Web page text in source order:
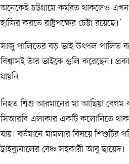
অনেকেই চট্টগ্রামে কর্মরত থাকলেও এখন
হাজির করতে রাষ্ট্রপক্ষের চেষ্টা রয়েছে।’
সাজু পালিতের বড় ভাই উৎপল পালিত
বিশ্বাসই তাঁর ভাইকে গুলি করেছেন।
যায়নি।
নিহত শিশু আরমানের মা আছিয়া বেগম
সিআরবি এলাকার একটি কলোনিতে
যায়। বর্তমানে মামলার বিষয়ে
ট্রাইব্যুনালের বেঞ্চ সহকারী আবু ছায়েদ।